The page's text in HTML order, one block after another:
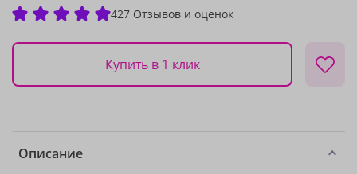
427 Отзывов и оценок
Купить в 1 клик
Описание